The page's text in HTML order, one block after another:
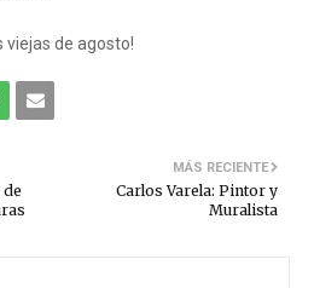
viejas de agosto!
MÁS RECIENTE
Carlos Varela: Pintor y
Muralista
de